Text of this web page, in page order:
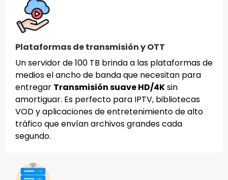
Plataformas de transmisión y OTT
Un servidor de 100 TB brinda a las plataformas de
medios el ancho de banda que necesitan para
entregar Transmisión suave HD/4Ksin
amortiguar. Es perfecto para IPTV, bibliotecas
VOD y aplicaciones de entretenimiento de alto
tráfico que envían archivos grandes cada
segundo.